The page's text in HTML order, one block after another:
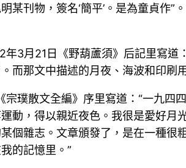
某刊物，簽名‘簡平’。是為童貞作
3月21日《野葫蘆須》后記里寫道
而那文中描述的月夜、海波和印刷
宗璞散文全編》序里寫道：“一九四
動，得以親近夜色。我很是愛好
個雜志。文章頒發了，是在一種
的記憶里。”